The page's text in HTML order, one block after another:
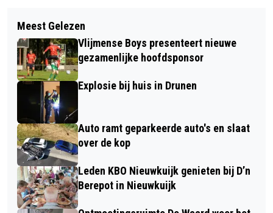
BUURTBEMIDDELING HEUSDEN
VERSLAAT LANDELIJK GEMIDDELDE
NEPMAIL VAN ‘FACEBOOK’
OVERTREDEN REGELS TRUC VAN
OPLICHTERS
Meest Gelezen
Vlijmense Boys presenteert nieuwe
gezamenlijke hoofdsponsor
Explosie bij huis in Drunen
Auto ramt geparkeerde auto's en slaat
over de kop
Leden KBO Nieuwkuijk genieten bij D’n
Berepot in Nieuwkuijk